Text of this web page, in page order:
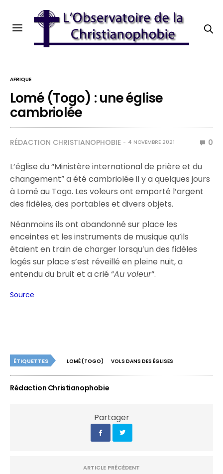
AFRIQUE
Lomé (Togo) : une église
cambriolée
RÉDACTION CHRISTIANOPHOBIE 4 NOVEMBRE 2021 0
L’église du “Ministère international de prière et du
changement” a été cambriolée il y a quelques jours
à Lomé au Togo. Les voleurs ont emporté l’argent
des fidèles, des portables et divers objets.
Néanmoins ils ont abandonné sur place les
enceintes et les instruments de musique qu’ils
étaient en train de charger lorsqu’un des fidèles
logés sur place s’est réveillé en pleine nuit, a
entendu du bruit et a crié “Au voleur“.
Source
ÉTIQUETTES LOMÉ (TOGO) VOLS DANS DES ÉGLISES
Rédaction Christianophobie
Partager
ARTICLE PRÉCÉDENT